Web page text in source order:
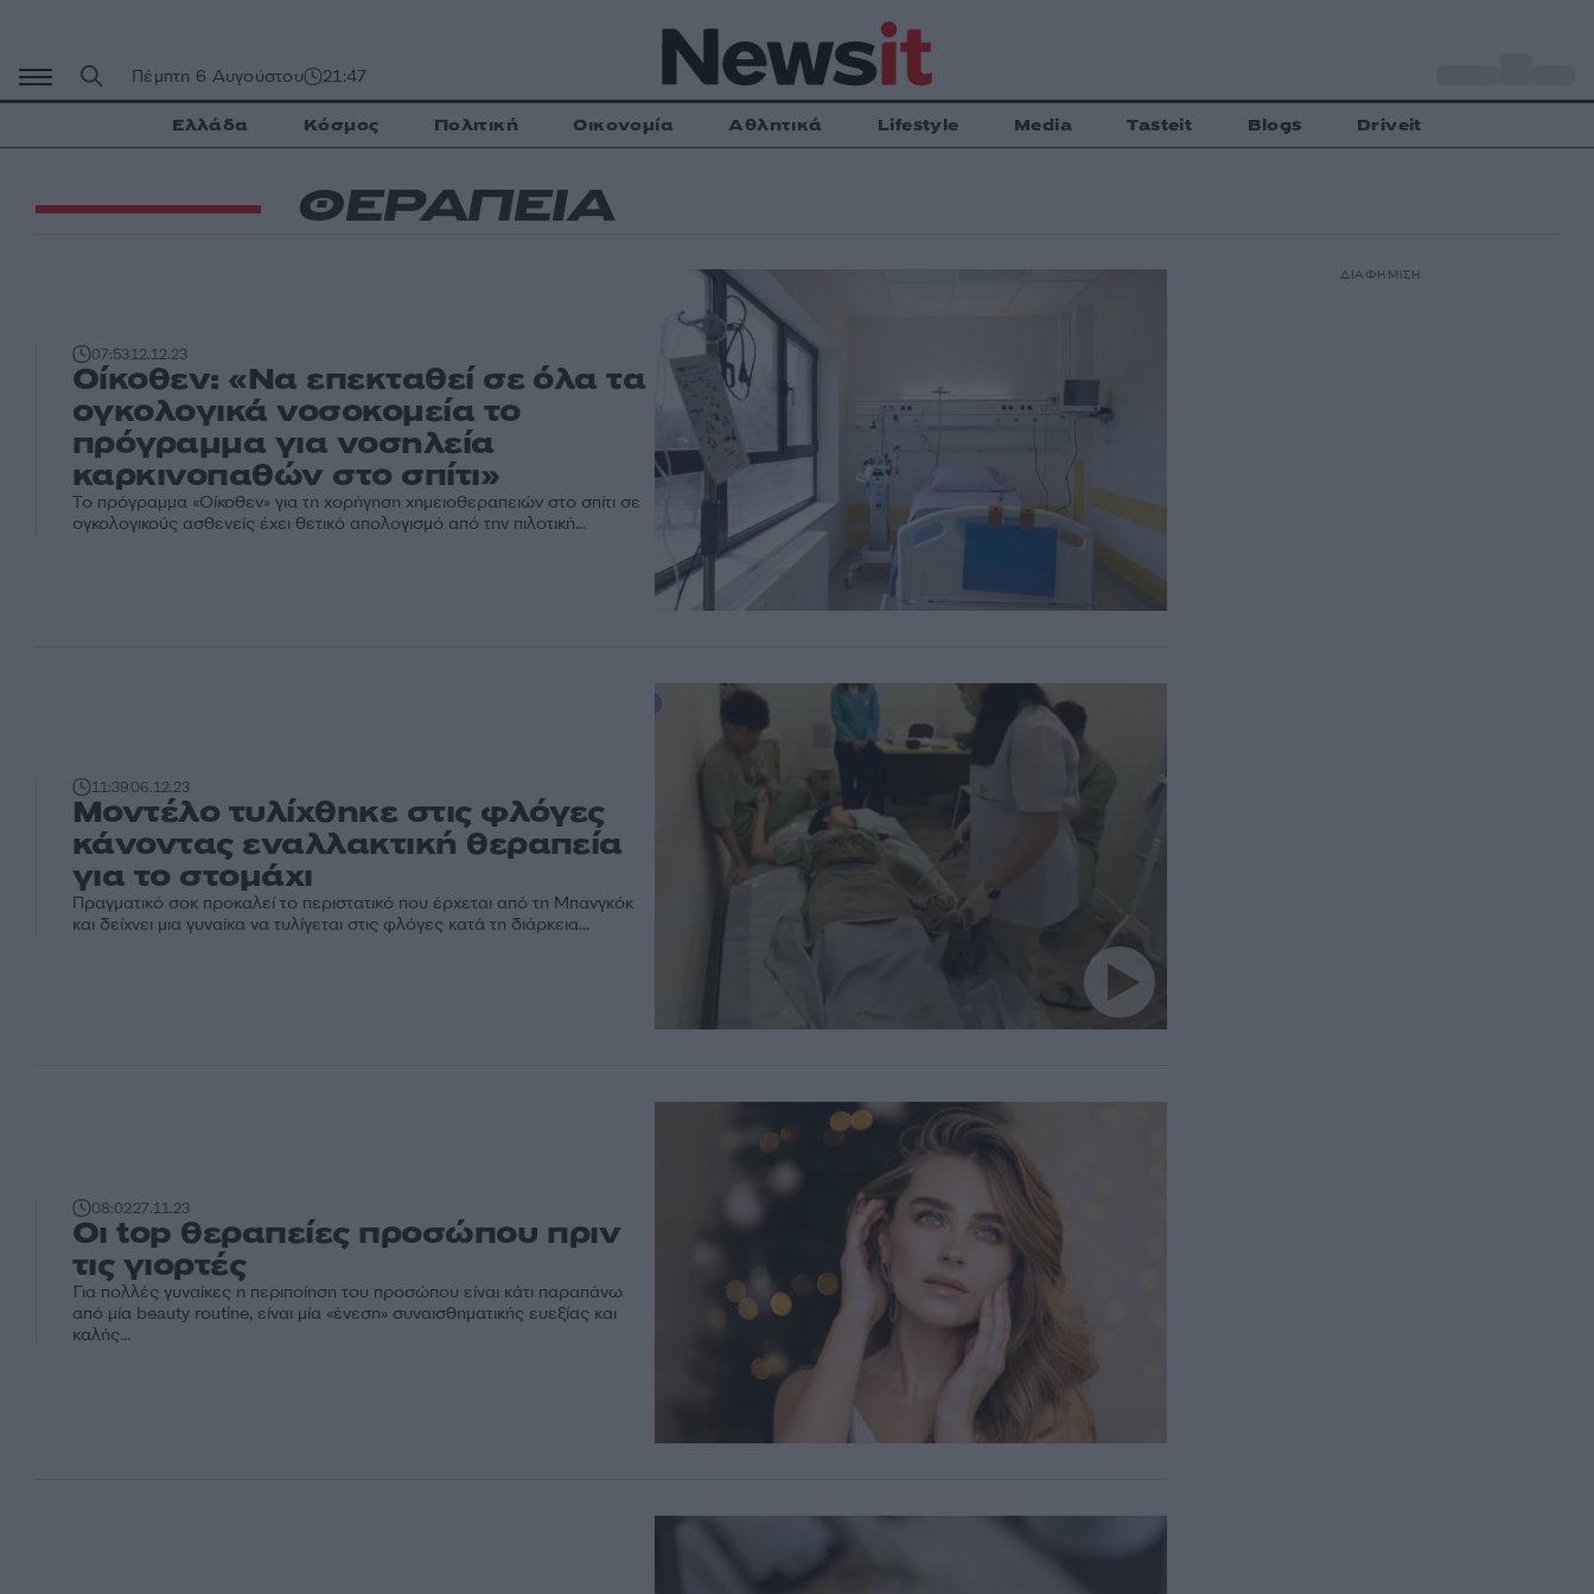
περιεχόμενο
Πέμπτη 6 Αυγούστου 21:47
Ελλάδα Κόσμος Πολιτική Οικονομία Αθλητικά Lifestyle Media Tasteit Blogs Driveit
ΘΕΡΑΠΕΙΑ
07:5312.12.23
Οίκοθεν: «Να επεκταθεί σε όλα τα
ογκολογικά νοσοκομεία το
πρόγραμμα για νοσηλεία
καρκινοπαθών στο σπίτι»
Το πρόγραμμα «Οίκοθεν» για τη χορήγηση χημειοθεραπειών στο σπίτι σε
ογκολογικούς ασθενείς έχει θετικό απολογισμό από την πιλοτική...
11:3906.12.23
Μοντέλο τυλίχθηκε στις φλόγες
κάνοντας εναλλακτική θεραπεία
για το στομάχι
Πραγματικό σοκ προκαλεί το περιστατικό που έρχεται από τη Μπανγκόκ
και δείχνει μια γυναίκα να τυλίγεται στις φλόγες κατά τη διάρκεια...
08:0227.11.23
Οι top θεραπείες προσώπου πριν
τις γιορτές
Για πολλές γυναίκες η περιποίηση του προσώπου είναι κάτι παραπάνω
από μία beauty routine, είναι μία «ένεση» συναισθηματικής ευεξίας και
καλής...
ΔΙΑΦΗΜΙΣΗ